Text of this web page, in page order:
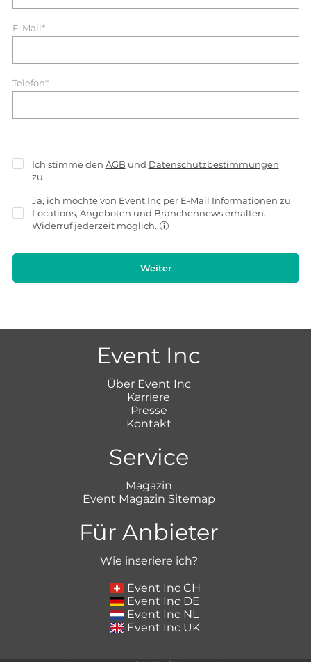
E-Mail*
Telefon*
Ich stimme den AGB und Datenschutzbestimmungen
zu.
Ja, ich möchte von Event Inc per E-Mail Informationen zu
Locations, Angeboten und Branchennews erhalten.
Widerruf jederzeit möglich.
Weiter
Event Inc
Über Event Inc
Karriere
Presse
Kontakt
Service
Magazin
Event Magazin Sitemap
Für Anbieter
Wie inseriere ich?
Event Inc CH
Event Inc DE
Event Inc NL
Event Inc UK